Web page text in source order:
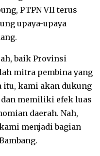
PTPN VII terus
upaya-upaya
baik Provinsi
mitra pembina yang
itu, kami akan dukung
memiliki efek luas
daerah. Nah,
menjadi bagian